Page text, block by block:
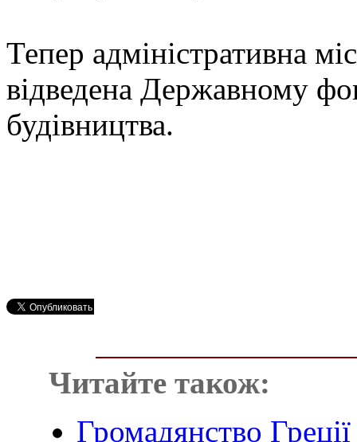
Тепер адміністративна
відведена Державному
будівництва.
Читайте також:
Громадянство